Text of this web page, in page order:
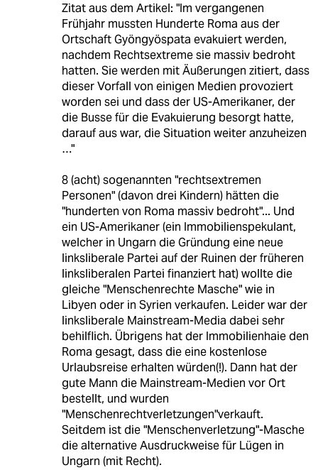
Zitat aus dem Artikel: "Im vergangenen
Frühjahr mussten Hunderte Roma aus der
Ortschaft Gyöngyöspata evakuiert werden,
nachdem Rechtsextreme sie massiv bedroht
hatten. Sie werden mit Äußerungen zitiert, dass
dieser Vorfall von einigen Medien provoziert
worden sei und dass der US-Amerikaner, der
die Busse für die Evakuierung besorgt hatte,
darauf aus war, die Situation weiter anzuheizen
…"
8 (acht) sogenannten "rechtsextremen
Personen" (davon drei Kindern) hätten die
"hunderten von Roma massiv bedroht"... Und
ein US-Amerikaner (ein Immobilienspekulant,
welcher in Ungarn die Gründung eine neue
linksliberale Partei auf der Ruinen der früheren
linksliberalen Partei finanziert hat) wollte die
gleiche "Menschenrechte Masche" wie in
Libyen oder in Syrien verkaufen. Leider war der
linksliberale Mainstream-Media dabei sehr
behilflich. Übrigens hat der Immobilienhaie den
Roma gesagt, dass die eine kostenlose
Urlaubsreise erhalten würden(!). Dann hat der
gute Mann die Mainstream-Medien vor Ort
bestellt, und wurden
"Menschenrechtverletzungen"verkauft.
Seitdem ist die "Menschenverletzung"-Masche
die alternative Ausdruckweise für Lügen in
Ungarn (mit Recht).